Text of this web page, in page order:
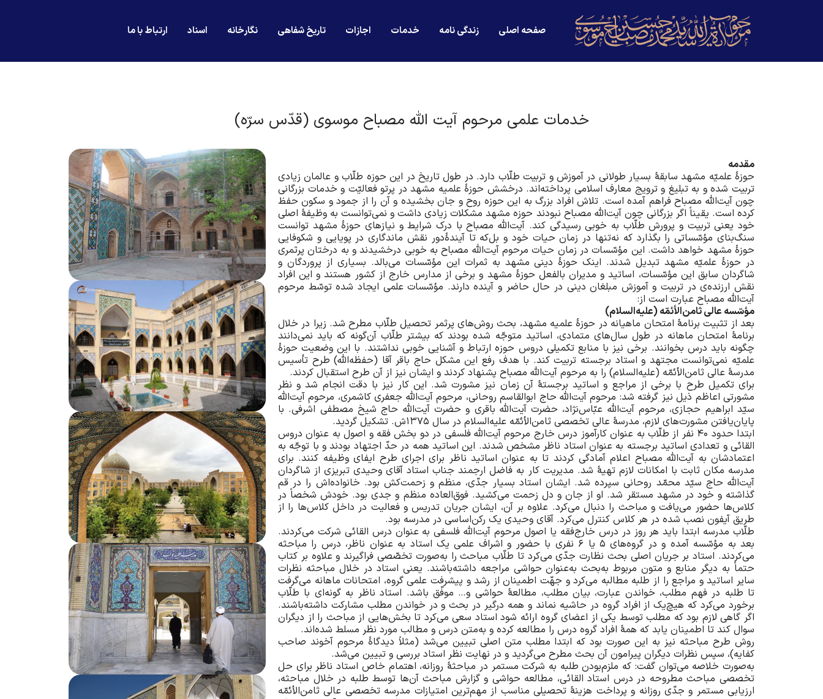
صفحه اصلی زندگی نامه خدمات اجازات تاریخ شفاهی نگارخانه اسناد ارتباط با ما
خدمات علمی مرحوم آیت الله مصباح موسوی (قدّس سرّه)
مقدمه
حوزۀ علمیّه مشهد سابقۀ بسیار طولانی در آموزش و تربیت طلّاب دارد. در طول تاریخ در این حوزه طلّاب و عالمان زیادی
تربیت شده و به تبلیغ و ترویج معارف اسلامی پرداخته‌اند. درخشش حوزۀ علمیه مشهد در پرتو فعالیّت و خدمات بزرگانی
چون آیت‌الله مصباح فراهم آمده است. تلاش افراد بزرگ به این حوزه روح و جان بخشیده و آن را از جمود و سکون حفظ
کرده است. یقیناً اگر بزرگانی چون آیت‌الله مصباح نبودند حوزه مشهد مشکلات زیادی داشت و نمی‌توانست به وظیفۀ اصلی
خود یعنی تربیت و پرورش طلّاب به خوبی رسیدگی کند. آیت‌الله مصباح با درک شرایط و نیازهای حوزۀ مشهد توانست
سنگ‌بنای مؤسّساتی را بگذارد که نه‌تنها در زمان حیات خود و بل‌که تا آیندۀ‌دور نقش ماندگاری در پویایی و شکوفایی
حوزۀ مشهد خواهد داشت. این مؤسّسات در زمان حیات مرحوم آیت‌الله مصباح به خوبی درخشیدند و به درختان پر‌ثمری
در حوزۀ علمیّه مشهد تبدیل شدند. اینک حوزۀ دینی مشهد به ثمرات این مؤسّسات می‌بالد. بسیاری از پروردگان و
شاگردان سابق این مؤسّسات، اساتید و مدیران بالفعل حوزۀ مشهد و برخی از مدارس خارج از کشور هستند و این افراد
نقش ارزنده‌ی در تربیت و آموزش مبلغان دینی در حال حاضر و آینده دارند. مؤسّسات علمی ایجاد شده توسّط مرحوم
آیت‌الله مصباح عبارت است از:
مؤسّسه عالی ثامن‌الأئمّه (علیه‌السلام)
بعد از تثبیت برنامۀ امتحان ماهیانه در حوزۀ علمیه مشهد، بحث روش‌های پرثمر تحصیل طلّاب مطرح شد. زیرا در خلال
برنامۀ امتحان ماهانه در طول سال‌های متمادی، اساتید متوجّه شده بودند که بیشتر طلّاب آن‌گونه که باید نمی‌دانند
چگونه باید درس بخوانند. برخی نیز با منابع تکمیلی دروس حوزه ارتباط و آشنایی خوبی نداشتند. با این وضعیت حوزۀ
علمیّه نمی‌توانست مجتهد و استاد برجسته تربیت کند. با هدف رفع این مشکل حاج باقر آقا (حفظه‌الله) طرح تأسیس
مدرسۀ عالی ثامن‌الأئمّه (علیه‌السلام) را به مرحوم آیت‌الله مصباح پشنهاد کردند و ایشان نیز از آن طرح استقبال کردند.
برای تکمیل طرح با برخی از مراجع و اساتید برجستۀ آن زمان نیز مشورت شد. این کار نیز با دقت انجام شد و نظر
مشورتی اعاظم ذیل نیز گرفته شد: مرحوم آیت‌الله حاج ابو‌القاسم روحانی، مرحوم آیت‌الله جعفری کاشمری، مرحوم آیت‌الله
سیّد ابراهیم حجازی، مرحوم آیت‌الله عبّاس‌نژاد، حضرت آیت‌الله باقری و حضرت آیت‌الله حاج شیخ مصطفی اشرفی. با
پایان‌یافتن مشورت‌های لازم، مدرسۀ عالی تخصصی ثامن‌الأئمّه علیه‌السلام در سال 1375ش. تشکیل گردید.
ابتدا حدود 40 نفر از طلّاب به عنوان کار‌آموز درس خارج مرحوم آیت‌الله فلسفی در دو‌ بخش فقه و اصول به عنوان دروس
القائی و تعدادی اساتید برجسته به عنوان استاد ناظر مشخص شدند. این اساتید همه در حدّ اجتهاد بودند و با توجّه به
اعتمادشان به آیت‌الله مصباح اعلام آمادگی کردند تا به عنوان اساتید ناظر برای اجرای طرح ایفای وظیفه کنند. برای
مدرسه مکان ثابت با امکانات لازم تهیۀ شد. مدیریت کار به فاضل ارجمند جناب استاد آقای وحیدی تبریزی از شاگردان
آیت‌الله حاج سیّد محمّد روحانی سپرده شد. ایشان استاد بسیار جدّی، منظم و زحمت‌کش بود. خانواده‌اش را در قم
گذاشته و خود در مشهد مستقر شد. او از جان و دل زحمت می‌کشید. فوق‌العاده منظم و جدی بود. خودش شخصاً در
کلاس‌ها حضور می‌یافت و مباحث را دنبال می‌کرد. علاوه بر آن، ایشان جریان تدریس و فعالیت در داخل کلاس‌ها را از
طریق آیفون نصب شده در هر کلاس کنترل می‌کرد. آقای وحیدی یک رکن‌اساسی در مدرسه بود.
طلّاب مدرسه ابتدا باید هر روز در درس خارج‌فقه یا اصول مرحوم آیت‌الله فلسفی به عنوان درس القائی شرکت می‌کردند.
بعد به مؤسّسه آمده و در گروه‌های 5 یا 6 نفری با حضور و اشراف علمی یک استاد به عنوان ناظر، درس را مباحثه
می‌کردند. استاد بر جریان اصلی بحث نظارت جدّی می‌کرد تا طلّاب مباحث را به‌صورت تخصّصی فرا‌گیرند و علاوه بر کتاب
حتماً به دیگر منابع و متون مربوط به‌بحث به‌عنوان حواشی مراجعه داشته‌باشند. یعنی استاد در خلال مباحثه نظرات
سایر اساتید و مراجع را از طلبه مطالبه می‌کرد و جهّت اطمینان از رشد و پیشرفت علمی گروه، امتحانات ماهانه می‌گرفت
تا طلبه در فهم مطلب، خواندن عبارت، بیان مطلب، مطالعۀ حواشی و… موفّق باشد. استاد ناظر به گونه‌ای با طلّاب
بر‌خورد می‌کرد که هیچ‌یک از افراد گروه در حاشیه نماند و همه درگیر در بحث و در خواندن مطلب مشارکت داشته‌باشند.
اگر گاهی لازم بود که مطلب توسط یکی از اعضای گروه ارائه شود استاد سعی می‌کرد تا بخش‌هایی از مباحث را از دیگران
سوال کند تا اطمینان یابد که همۀ افراد گروه درس را مطالعه کرده و به‌متن درس و مطالب مورد نظر مسلط شده‌اند.
روش طرح مباحثه نیز به این صورت بود که ابتدا مطلب متن اصلی تبیین می‌شد (مثلاً دیدگاۀ مرحوم آخوند صاحب
کفایه)، سپس نظرات دیگران پیرامون آن بحث مطرح می‌گردید و در نهایت نظر استاد بررسی و تبیین می‌شد.
به‌صورت خلاصه می‌توان گفت: که ملزم‌بودن طلبه به شرکت مستمر در مباحثۀ روزانه، اهتمام خاص استاد ناظر برای حل
تخصصی مباحث مطروحه در درس استاد القائی، مطالعه حواشی و گزارش مباحث آن‌ها توسط طلبه در خلال مباحثه،
ارزیابی مستمر و جدّی روزانه و پرداخت هزینۀ تحصیلی مناسب از مهم‌ترین امتیازات مدرسه تخصصی عالی ثامن‌الأئمّه